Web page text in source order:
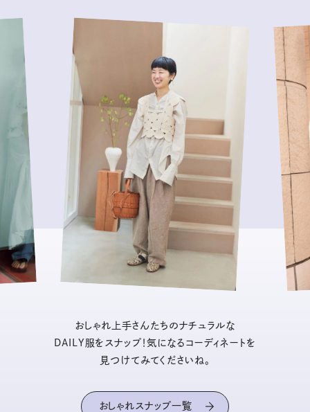
おしゃれ上手さんたちのナチュラルな
DAILY服をスナップ！気になるコーディネートを
見つけてみてくださいね。
おしゃれスナップ一覧